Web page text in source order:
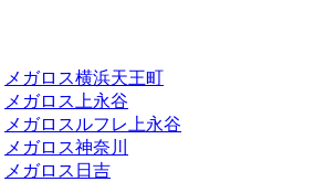
メガロス横浜天王町
メガロス上永谷
メガロスルフレ上永谷
メガロス神奈川
メガロス日吉